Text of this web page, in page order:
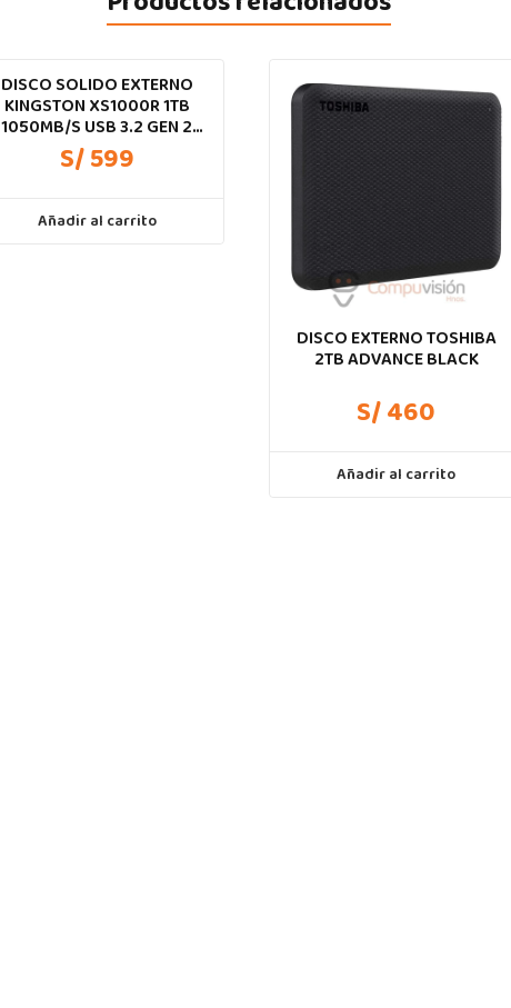
DISCO SOLIDO EXTERNO
KINGSTON XS1000R 1TB
1050MB/S USB 3.2 GEN 2
TIPO-C
S/ 599
Añadir al carrito
DISCO EXTERNO TOSHIBA
2TB ADVANCE BLACK
S/ 460
Añadir al carrito